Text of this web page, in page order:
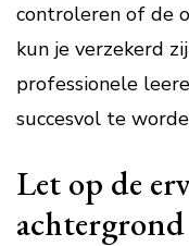
controleren of de
kun je verzekerd
professionele
succesvol te
Let op de